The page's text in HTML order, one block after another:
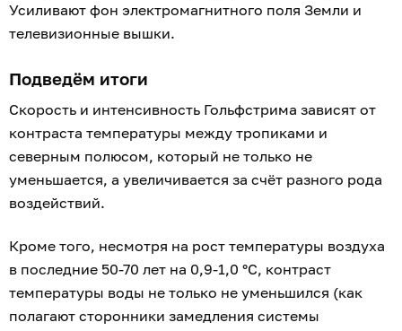
Усиливают фон электромагнитного поля Земли и
телевизионные вышки.
Подведём итоги
Скорость и интенсивность Гольфстрима зависят от
контраста температуры между тропиками и
северным полюсом, который не только не
уменьшается, а увеличивается за счёт разного рода
воздействий.
Кроме того, несмотря на рост температуры воздуха
в последние 50-70 лет на 0,9-1,0 °C, контраст
температуры воды не только не уменьшился (как
полагают сторонники замедления системы